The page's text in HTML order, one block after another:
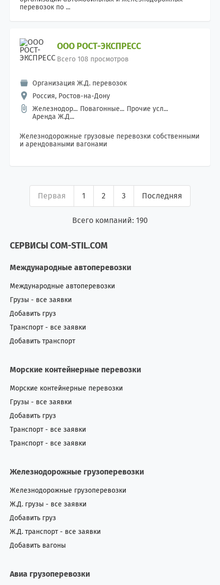
перевозок по ...
ООО РОСТ-ЭКСПРЕСС
Всего 108 просмотров
Организация Ж.Д. перевозок
Россия, Ростов-на-Дону
Железнодор... Повагонные... Прочие усл...
Аренда Ж.Д...
Железнодорожные грузовые перевозки собственными
и арендоваными вагонами
Первая 1 2 3 Последняя
Всего компаний: 190
СЕРВИСЫ COM-STIL.COM
Международные автоперевозки
Международные автоперевозки
Грузы - все заявки
Добавить груз
Транспорт - все заявки
Добавить транспорт
Морские контейнерные перевозки
Морские контейнерные перевозки
Грузы - все заявки
Добавить груз
Транспорт - все заявки
Транспорт - все заявки
Железнодорожные грузоперевозки
Железнодорожные грузоперевозки
Ж.Д. грузы - все заявки
Добавить груз
Ж.Д. транспорт - все заявки
Добавить вагоны
Авиа грузоперевозки